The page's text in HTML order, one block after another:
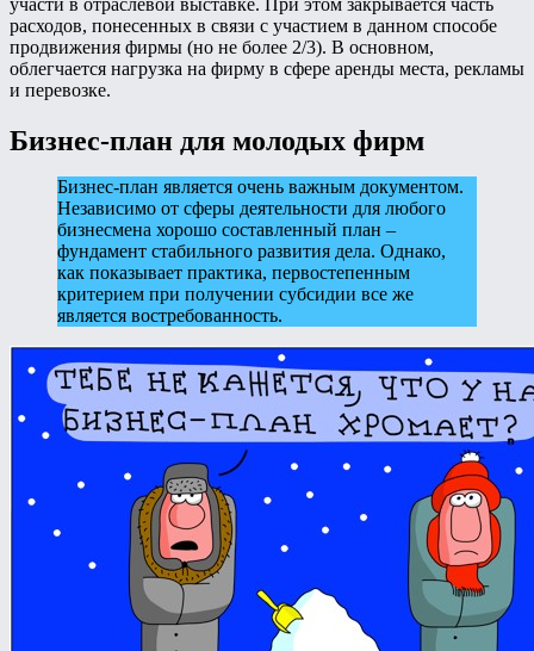
участи в отраслевой выставке. При этом закрывается часть
расходов, понесенных в связи с участием в данном способе
продвижения фирмы (но не более 2/3). В основном,
облегчается нагрузка на фирму в сфере аренды места, рекламы
и перевозке.
Бизнес-план для молодых фирм
Бизнес-план является очень важным документом.
Независимо от сферы деятельности для любого
бизнесмена хорошо составленный план –
фундамент стабильного развития дела. Однако,
как показывает практика, первостепенным
критерием при получении субсидии все же
является востребованность.